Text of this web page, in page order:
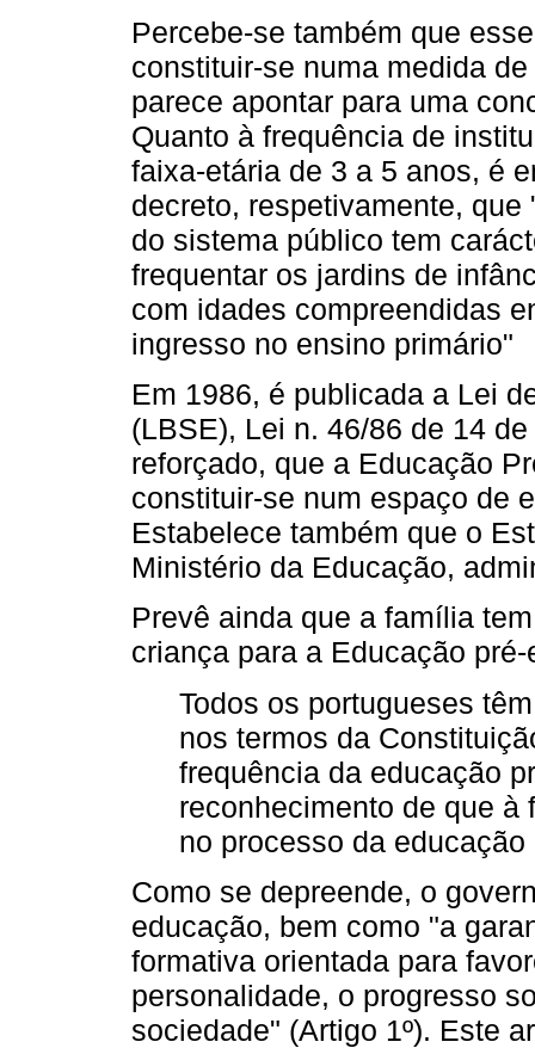
Percebe-se também que
constituir-se numa medida
parece apontar para uma
Quanto à frequência de
faixa-etária de 3 a 5 anos, é
decreto, respetivamente,
do sistema público tem
frequentar os jardins de
com idades compreendidas
ingresso no ensino primário"
Em 1986, é publicada a Lei
(LBSE), Lei n. 46/86 de 14
reforçado, que a Educação
constituir-se num espaço de
Estabelece também que o
Ministério da Educação,
Prevê ainda que a família
criança para a Educação
Todos os portugueses
nos termos da
frequência da educação
reconhecimento de que
no processo da
Como se depreende, o
educação, bem como "a
formativa orientada para
personalidade, o progresso
sociedade" (Artigo 1º). Este